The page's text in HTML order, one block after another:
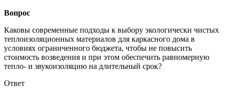
Вопрос
Каковы современные подходы к выбору экологически чистых
теплоизоляционных материалов для каркасного дома в
условиях ограниченного бюджета, чтобы не повысить
стоимость возведения и при этом обеспечить равномерную
тепло- и звукоизоляцию на длительный срок?
Ответ